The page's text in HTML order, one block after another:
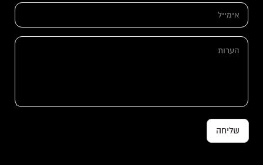
א
מ
י
ה
שליחה